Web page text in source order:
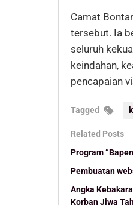
Camat
tersebut. Ia
seluruh
keindahan,
pencapaian
Tagged
Related Posts
Program
Pembuatan
Angka
Korban Jiwa